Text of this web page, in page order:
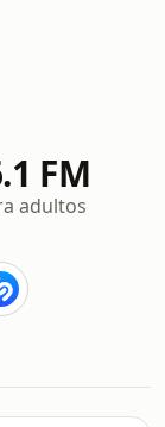
FM
adultos